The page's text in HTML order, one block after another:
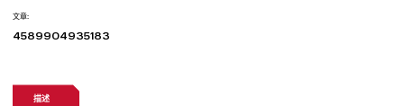
文章:
4589904935183
描述